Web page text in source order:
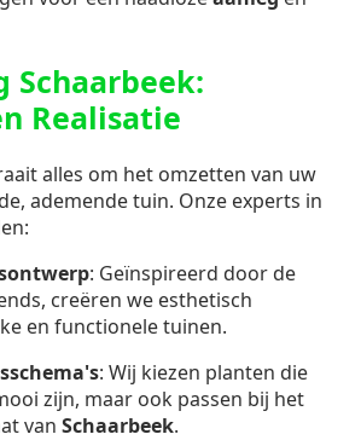
Schaarbeek:
Realisatie
alles om het omzetten van uw
ademende tuin. Onze experts in
: Geïnspireerd door de
creëren we esthetisch
en functionele tuinen.
: Wij kiezen planten die
zijn, maar ook passen bij het
van Schaarbeek.